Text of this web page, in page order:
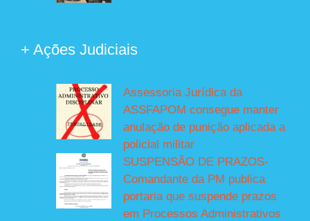
+ Ações Judiciais
Assessoria Jurídica da
ASSFAPOM consegue manter
anulação de punição aplicada a
policial militar
SUSPENSÃO DE PRAZOS-
Comandante da PM publica
portaria que suspende prazos
em Processos Administrativos